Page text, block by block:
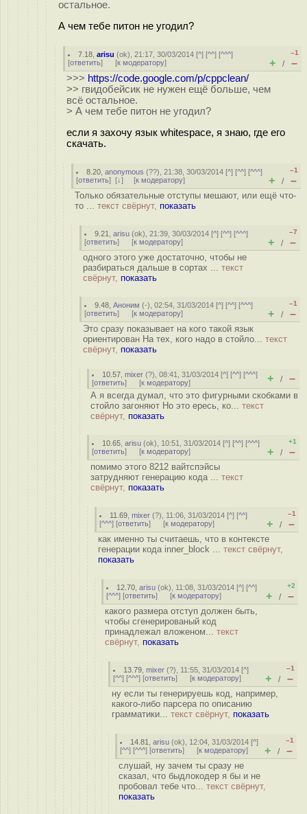
остальное.
А чем тебе питон не угодил?
7.18 ,arisu (ok), 21:17, 30/03/2014 [^] [^^] [^^^]
[ответить] [к модератору]
–1
+ / –
>>> https://code.google.com/p/cppclean/
>> гвидобейсик не нужен ещё больше, чем
всё остальное.
> А чем тебе питон не угодил?
если я захочу язык whitespace, я знаю, где его
скачать.
8.20 ,anonymous (??), 21:38, 30/03/2014 [^] [^^] [^^^]
[ответить] [↓] [к модератору]
–1
+ / –
Только обязательные отступы мешают, или ещё что-
то ... текст свёрнут, показать
9.21 ,arisu (ok), 21:39, 30/03/2014 [^] [^^] [^^^]
[ответить] [к модератору]
–7
+ / –
одного этого уже достаточно, чтобы не
разбираться дальше в сортах ... текст
свёрнут, показать
9.48 ,Аноним (-), 02:54, 31/03/2014 [^] [^^] [^^^]
[ответить] [к модератору]
–1
+ / –
Это сразу показывает на кого такой язык
ориентирован На тех, кого надо в стойло... текст
свёрнут, показать
10.57 ,mixer (?), 08:41, 31/03/2014 [^] [^^] [^^^]
[ответить] [к модератору] + / –
А я всегда думал, что это фигурными скобками в
стойло загоняют Но это ересь, ко... текст
свёрнут, показать
10.65 ,arisu (ok), 10:51, 31/03/2014 [^] [^^] [^^^]
[ответить] [к модератору]
+1
+ / –
помимо этого 8212 вайтспэйсы
затрудняют генерацию кода ... текст
свёрнут, показать
11.69 ,mixer (?), 11:06, 31/03/2014 [^] [^^]
[^^^] [ответить] [к модератору]
–1
+ / –
как именно ты считаешь, что в контексте
генерации кода inner_block ... текст свёрнут,
показать
12.70 ,arisu (ok), 11:08, 31/03/2014 [^] [^^]
[^^^] [ответить] [к модератору]
+2
+ / –
какого размера отступ должен быть,
чтобы сгенерированый код
принадлежал вложеном... текст
свёрнут, показать
13.79 ,mixer (?), 11:55, 31/03/2014 [^]
[^^] [^^^] [ответить] [к модератору]
–1
+ / –
ну если ты генерируешь код, например,
какого-либо парсера по описанию
грамматики... текст свёрнут, показать
14.81 ,arisu (ok), 12:04, 31/03/2014 [^]
[^^] [^^^] [ответить] [к модератору]
–1
+ / –
слушай, ну зачем ты сразу не
сказал, что быдлокодер я бы и не
пробовал тебе что... текст свёрнут,
показать